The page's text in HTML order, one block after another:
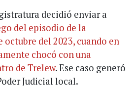
decidió enviar a
del episodio de la
octubre del 2023, cuando en
chocó con una
de Trelew. Ese caso generó
Judicial local.